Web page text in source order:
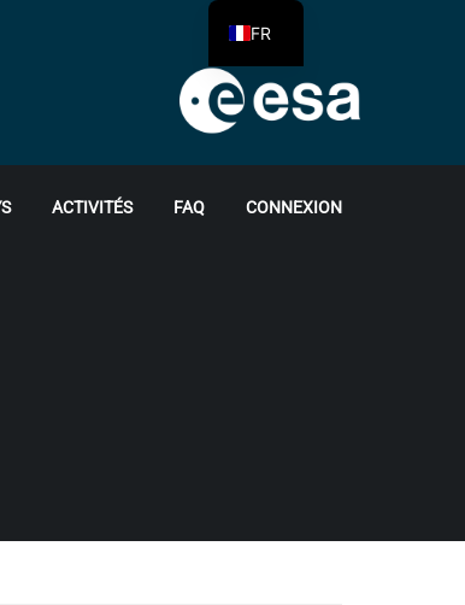
ACTIVITÉS FAQ CONNEXION
FR